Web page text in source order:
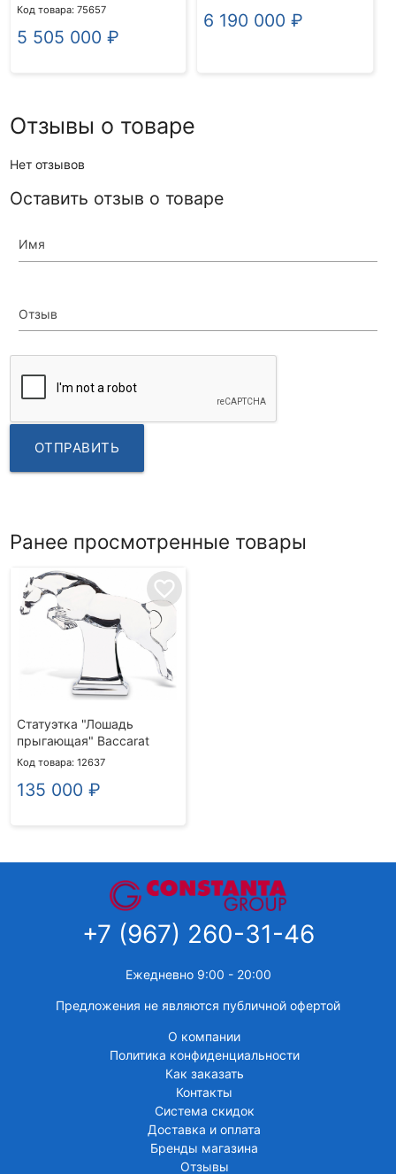
Код товара: 75657
5 505 000 ₽
6 190 000 ₽
Отзывы о товаре
Нет отзывов
Оставить отзыв о товаре
Имя
Отзыв
ОТПРАВИТЬ
Ранее просмотренные товары
favorite_border
Статуэтка "Лошадь
прыгающая" Baccarat
Код товара: 12637
135 000 ₽
+7 (967) 260-31-46
Ежедневно 9:00 - 20:00
Предложения не являются публичной офертой
О компании
Политика конфиденциальности
Как заказать
Контакты
Система скидок
Доставка и оплата
Бренды магазина
Отзывы